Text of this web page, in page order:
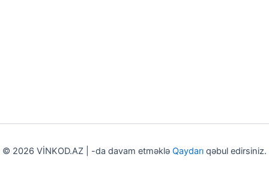
© 2026 VİNKOD.AZ | -da davam etməklə Qaydarı qəbul edirsiniz.